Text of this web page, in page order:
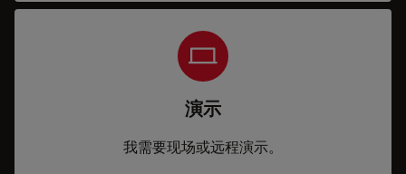
演示
我需要现场或远程演示。